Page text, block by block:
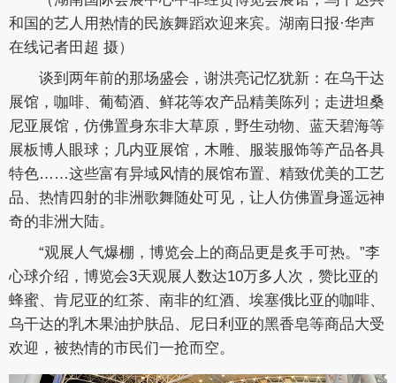
和国的艺人用热情的民族舞蹈欢迎来宾。湖南日报·华声
在线记者田超 摄）
谈到两年前的那场盛会，谢洪亮记忆犹新：在乌干达
展馆，咖啡、葡萄酒、鲜花等农产品精美陈列；走进坦桑
尼亚展馆，仿佛置身东非大草原，野生动物、蓝天碧海等
展板博人眼球；几内亚展馆，木雕、服装服饰等产品各具
特色……这些富有异域风情的展馆布置、精致优美的工艺
品、热情四射的非洲歌舞随处可见，让人仿佛置身遥远神
奇的非洲大陆。
“观展人气爆棚，博览会上的商品更是炙手可热。”李
心球介绍，博览会3天观展人数达10万多人次，赞比亚的
蜂蜜、肯尼亚的红茶、南非的红酒、埃塞俄比亚的咖啡、
乌干达的乳木果油护肤品、尼日利亚的黑香皂等商品大受
欢迎，被热情的市民们一抢而空。